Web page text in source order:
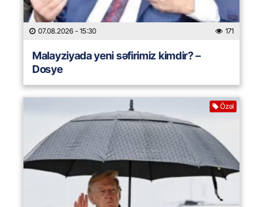
07.08.2026 - 15:30 171
Malayziyada yeni səfirimiz kimdir? –
Dosye
Özəl